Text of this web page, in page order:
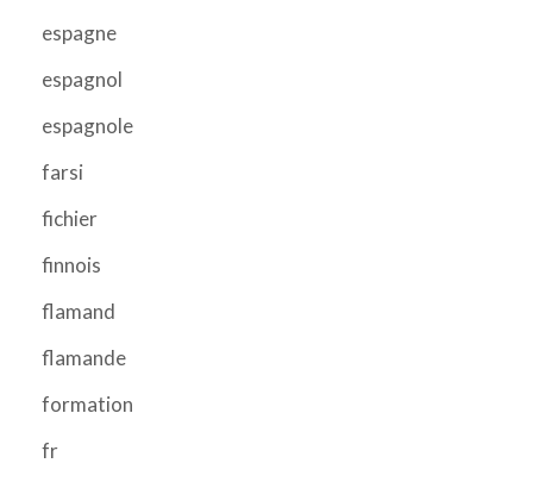
espagne
espagnol
espagnole
farsi
fichier
finnois
flamand
flamande
formation
fr